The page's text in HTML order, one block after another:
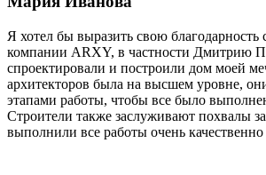
Я хотел бы выразить свою благодарность
компании ARXY, в частности Дмитрию
спроектировали и построили дом моей
архитекторов была на высшем уровне,
этапами работы, чтобы все было
Строители также заслуживают похвалы
выполнили все работы очень качественно